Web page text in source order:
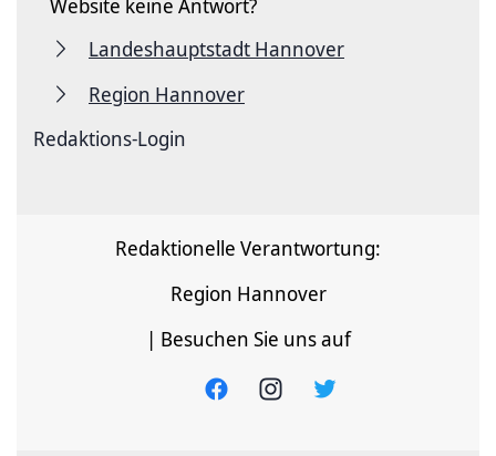
Landeshauptstadt Hannover
Region Hannover
Redaktions-Login
Redaktionelle Verantwortung:
Region Hannover
| Besuchen Sie uns auf